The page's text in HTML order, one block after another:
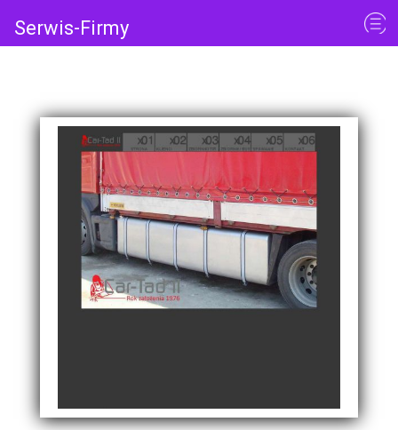
Serwis-Firmy